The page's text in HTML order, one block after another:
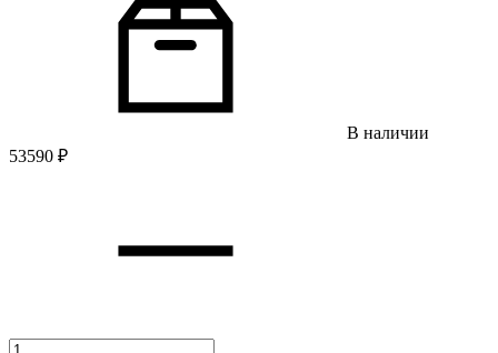
В наличии
53590 ₽